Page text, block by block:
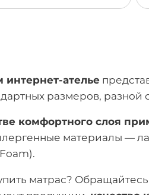
ателье
размеров,
комфортного слоя
материалы —
матрас?